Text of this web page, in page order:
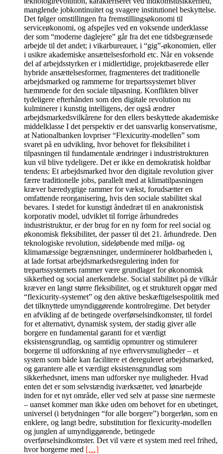
manglende jobkontinuitet og svagere institutionel beskyttelse.
Det følger omstillingen fra fremstillingsøkonomi til
serviceøkonomi, og afspejles ved en voksende underklasse
der som “moderne daglejere” går fra det ene tidsbegrænsede
arbejde til det andet; i vikarbureauer, i “gig”-økonomien, eller
i usikre akademiske ansættelsesforhold etc. Når en voksende
del af arbejdsstyrken er i midlertidige, projektbaserede eller
hybride ansættelsesformer, fragmenteres det traditionelle
arbejdsmarked og rammerne for trepartssystemet bliver
hæmmende for den sociale tilpasning. Konflikten bliver
tydeligere efterhånden som den digitale revolution nu
kulminerer i kunstig intelligens, der også ændrer
arbejdsmarkedsvilkårene for den ellers beskyttede akademiske
middelklasse I det perspektiv er det uansvarlig konservatisme,
at Nationalbanken lovpriser “Flexicurity-modellen” som
svaret på en udvikling, hvor behovet for fleksibilitet i
tilpasningen til fundamentale ændringer i industristrukturen
kun vil blive tydeligere. Det er ikke en demokratisk holdbar
tendens: Et arbejdsmarked hvor den digitale revolution giver
færre traditionelle jobs, parallelt med at klimatilpasningen
kræver bæredygtige rammer for vækst, forudsætter en
omfattende reorganisering, hvis den sociale stabilitet skal
bevares. I stedet for kunstigt åndedræt til en anakronistisk
korporativ model, udviklet til forrige århundredes
industristruktur, er der brug for en ny form for reel social og
økonomisk fleksibilitet, der passer til det 21. århundrede. Den
teknologiske revolution, sideløbende med miljø- og
klimamæssige begrænsninger, underminerer holdbarheden i,
at lade fortsat arbejdsmarkedsregulering inden for
trepartssystemets rammer være grundlaget for økonomisk
sikkerhed og social anerkendelse. Social stabilitet på de vilkår
kræver en langt større fleksibilitet, og et strukturelt opgør med
“flexicurity-systemet” og den aktive beskæftigelsespolitik med
det tilknyttede umyndiggørende kontrolregime. Det betyder
en afvikling af de betingede overførselsindkomster, til fordel
for et alternativt, dynamisk system, der stadig giver alle
borgere en fundamental garanti for et værdigt
eksistensgrundlag, og samtidig opmuntrer og stimulerer
borgerne til udforskning af nye erhvervsmuligheder – et
system som både kan facilitere et dereguleret arbejdsmarked,
og garantere alle et værdigt eksistensgrundlag som
sikkerhedsnet, imens man udforsker nye muligheder. Hvad
enten det er som selvstændig iværksætter, ved lønarbejde
inden for et nyt område, eller ved selv at passe sine nærmeste
– uanset kommer man ikke uden om behovet for en ubetinget,
universel (i betydningen “for alle borgere”) borgerløn, som en
enklere, og langt bedre, substitution for flexicurity-modellen
og junglen af umyndiggørende, betingede
overførselsindkomster. Det vil være et system med reel frihed,
hvor borgerne med […]